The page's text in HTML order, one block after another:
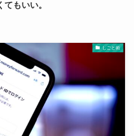
もいい。
しごと術